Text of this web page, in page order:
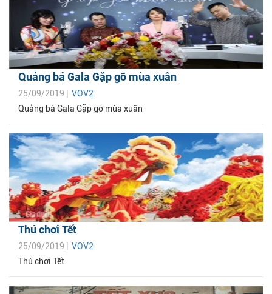
Quảng bá Gala Gặp gỡ mùa xuân
25/09/2019 | VOV2
Quảng bá Gala Gặp gỡ mùa xuân
Thú chơi Tết
25/09/2019 | VOV2
Thú chơi Tết